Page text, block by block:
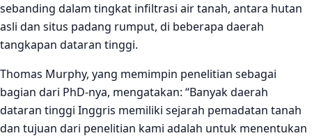
sebanding dalam tingkat infiltrasi air tanah, antara hutan
asli dan situs padang rumput, di beberapa daerah
tangkapan dataran tinggi.
Thomas Murphy, yang memimpin penelitian sebagai
bagian dari PhD-nya, mengatakan: “Banyak daerah
dataran tinggi Inggris memiliki sejarah pemadatan tanah
dan tujuan dari penelitian kami adalah untuk menentukan